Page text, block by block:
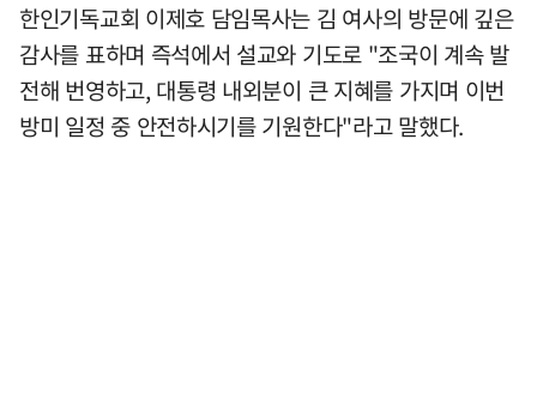
한인기독교회 이제호 담임목사는 김 여사의 방문에 깊은
감사를 표하며 즉석에서 설교와 기도로 "조국이 계속 발
전해 번영하고, 대통령 내외분이 큰 지혜를 가지며 이번
방미 일정 중 안전하시기를 기원한다"라고 말했다.